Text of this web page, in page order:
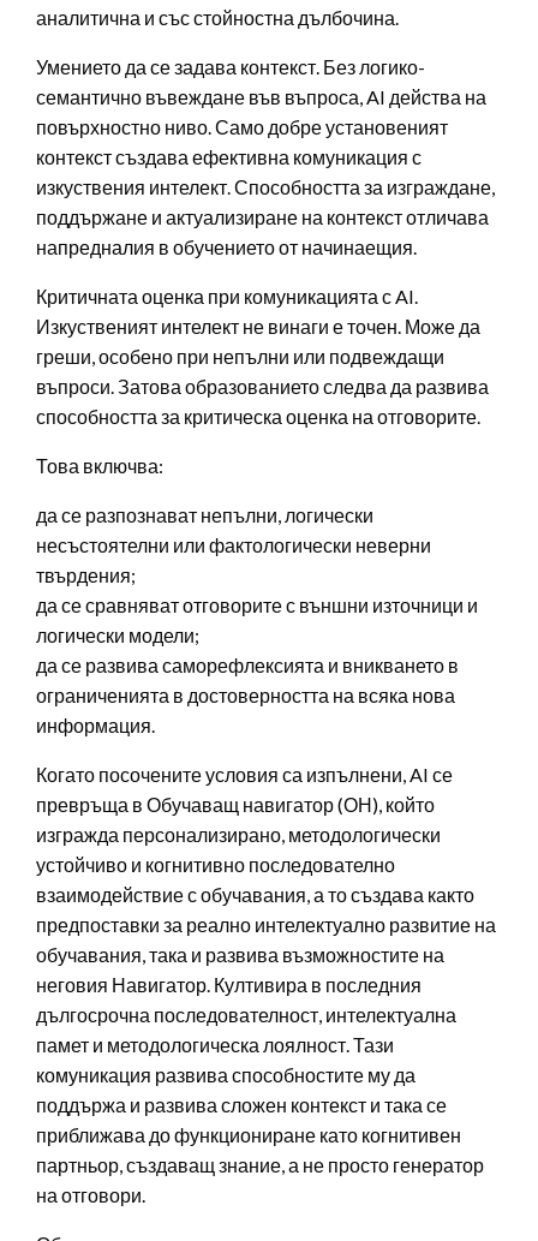
аналитична и със стойностна дълбочина.
Умението да се задава контекст. Без логико-
семантично въвеждане във въпроса, AI действа на
повърхностно ниво. Само добре установеният
контекст създава ефективна комуникация с
изкуствения интелект. Способността за изграждане,
поддържане и актуализиране на контекст отличава
напредналия в обучението от начинаещия.
Критичната оценка при комуникацията с AI.
Изкуственият интелект не винаги е точен. Може да
греши, особено при непълни или подвеждащи
въпроси. Затова образованието следва да развива
способността за критическа оценка на отговорите.
Това включва:
да се разпознават непълни, логически
несъстоятелни или фактологически неверни
твърдения;
да се сравняват отговорите с външни източници и
логически модели;
да се развива саморефлексията и вникването в
ограниченията в достоверността на всяка нова
информация.
Когато посочените условия са изпълнени, AI се
превръща в Обучаващ навигатор (ОН), който
изгражда персонализирано, методологически
устойчиво и когнитивно последователно
взаимодействие с обучавания, а то създава както
предпоставки за реално интелектуално развитие на
обучавания, така и развива възможностите на
неговия Навигатор. Култивира в последния
дългосрочна последователност, интелектуална
памет и методологическа лоялност. Тази
комуникация развива способностите му да
поддържа и развива сложен контекст и така се
приближава до функциониране като когнитивен
партньор, създаващ знание, а не просто генератор
на отговори.